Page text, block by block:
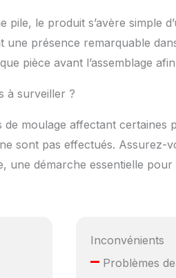
le produit s’avère simple
présence remarquable
pièce avant l’assemblage
à surveiller ?
moulage affectant certaines
sont pas effectués. Assurez-
une démarche essentielle
Inconvénients
–Problèmes